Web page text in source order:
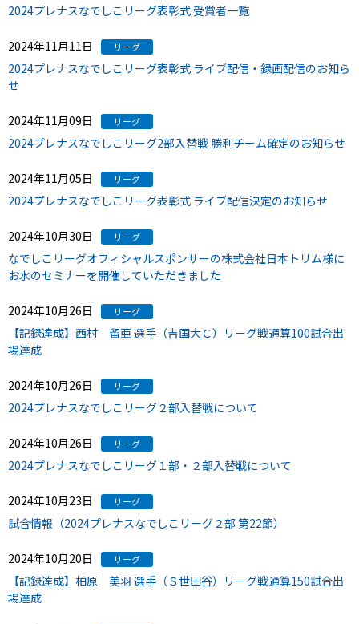
2024プレナスなでしこリーグ表彰式 受賞者一覧
2024年11月11日 リーグ
2024プレナスなでしこリーグ表彰式 ライブ配信・録画配信のお知ら
せ
2024年11月09日 リーグ
2024プレナスなでしこリーグ2部入替戦 勝利チーム確定のお知らせ
2024年11月05日 リーグ
2024プレナスなでしこリーグ表彰式 ライブ配信決定のお知らせ
2024年10月30日 リーグ
なでしこリーグオフィシャルスポンサーの株式会社日本トリム様に
お水のセミナーを開催していただきました
2024年10月26日 リーグ
【記録達成】西村 留亜 選手（吉国大Ｃ）リーグ戦通算100試合出
場達成
2024年10月26日 リーグ
2024プレナスなでしこリーグ２部入替戦について
2024年10月26日 リーグ
2024プレナスなでしこリーグ１部・２部入替戦について
2024年10月23日 リーグ
試合情報（2024プレナスなでしこリーグ２部 第22節）
2024年10月20日 リーグ
【記録達成】柏原 美羽 選手（Ｓ世田谷）リーグ戦通算150試合出
場達成